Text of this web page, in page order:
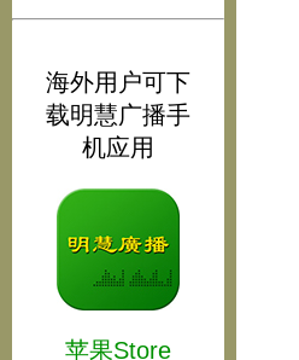
海外用户可下
载明慧广播手
机应用
苹果Store